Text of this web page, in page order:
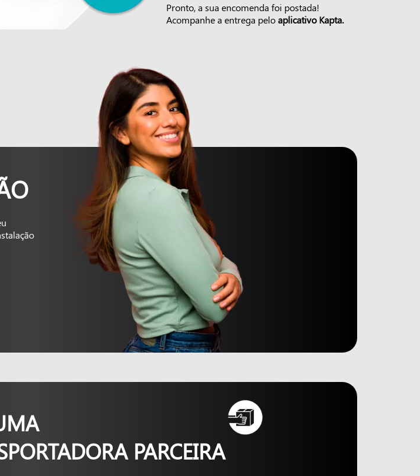
Pronto, a sua encomenda foi postada!
Acompanhe a entrega peloaplicativo Kapta.
PARCEIRA